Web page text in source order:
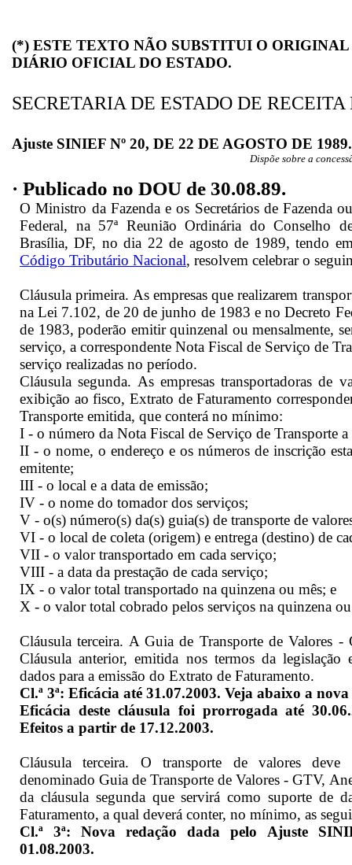
(*) ESTE TEXTO NÃO SUBSTITUI O
DIÁRIO OFICIAL DO ESTADO.
SECRETARIA DE ESTADO DE
Ajuste SINIEF Nº 20, DE 22 DE AGOSTO DE 1989.
Dispõe sobre a
· Publicado no DOU de 30.08.89.
O Ministro da Fazenda e os Secretários de Fazenda
Federal, na 57ª Reunião Ordinária do Conselho
Brasília, DF, no dia 22 de agosto de 1989, tendo
Código Tributário Nacional, resolvem celebrar o
Cláusula primeira. As empresas que realizarem
na Lei 7.102, de 20 de junho de 1983 e no Decreto
de 1983, poderão emitir quinzenal ou mensalmente,
serviço, a correspondente Nota Fiscal de Serviço de
serviço realizadas no período.
Cláusula segunda. As empresas transportadoras de
exibição ao fisco, Extrato de Faturamento
Transporte emitida, que conterá no mínimo:
I - o número da Nota Fiscal de Serviço de Transporte a
II - o nome, o endereço e os números de inscrição
emitente;
III - o local e a data de emissão;
IV - o nome do tomador dos serviços;
V - o(s) número(s) da(s) guia(s) de transporte de
VI - o local de coleta (origem) e entrega (destino) de
VII - o valor transportado em cada serviço;
VIII - a data da prestação de cada serviço;
IX - o valor total transportado na quinzena ou mês; e
X - o valor total cobrado pelos serviços na quinzena
Cláusula terceira. A Guia de Transporte de Valores
Cláusula anterior, emitida nos termos da legislação
dados para a emissão do Extrato de Faturamento.
Cl.ª 3ª: Eficácia até 31.07.2003. Veja abaixo a
Eficácia deste cláusula foi prorrogada até
Efeitos a partir de 17.12.2003.
Cláusula terceira. O transporte de valores deve
denominado Guia de Transporte de Valores - GTV,
da cláusula segunda que servirá como suporte de
Faturamento, a qual deverá conter, no mínimo, as
Cl.ª 3ª: Nova redação dada pelo Ajuste
01.08.2003.